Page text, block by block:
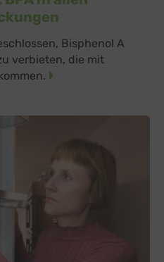
Bisphenol A
verbieten, die mit